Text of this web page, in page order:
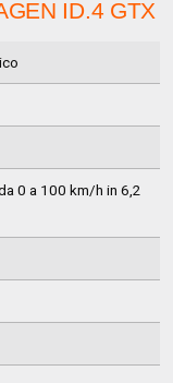
ID.4 GTX
0 a 100 km/h in 6,2